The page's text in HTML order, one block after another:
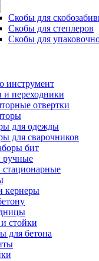
Скобы для
Скобы для степлеров
Скобы для
инструмент
и переходники
отвертки
для одежды
для сварочников
бит
ручные
кернеры
стойки
для бетона